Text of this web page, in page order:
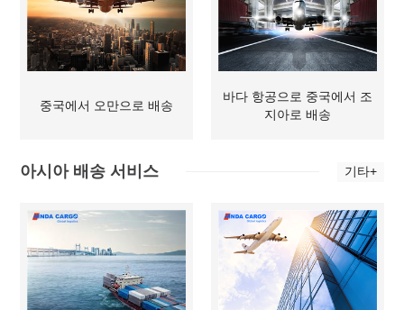
중국에서 오만으로 배송
바다 항공으로 중국에서 조
지아로 배송
아시아 배송 서비스 기타+